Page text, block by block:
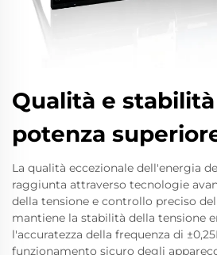
Qualità e
potenza
La qualità eccezionale dell'energia
raggiunta attraverso tecnologie
della tensione e controllo preciso
mantiene la stabilità della tensione
l'accuratezza della frequenza di
funzionamento sicuro degli